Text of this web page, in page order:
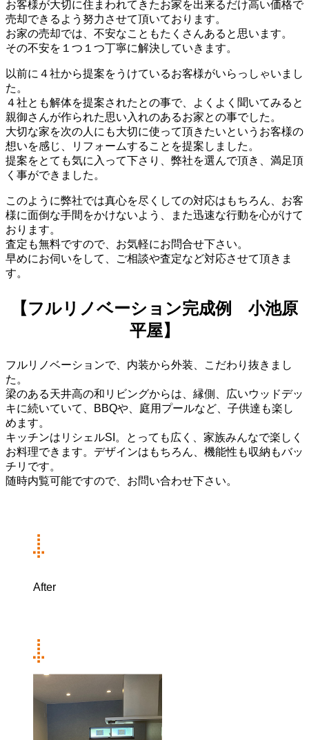
お客様が大切に住まわれてきたお家を出来るだけ高い価格で
売却できるよう努力させて頂いております。
お家の売却では、不安なこともたくさんあると思います。
その不安を１つ１つ丁寧に解決していきます。
以前に４社から提案をうけているお客様がいらっしゃいまし
た。
４社とも解体を提案されたとの事で、よくよく聞いてみると
親御さんが作られた思い入れのあるお家との事でした。
大切な家を次の人にも大切に使って頂きたいというお客様の
想いを感じ、リフォームすることを提案しました。
提案をとても気に入って下さり、弊社を選んで頂き、満足頂
く事ができました。
このように弊社では真心を尽くしての対応はもちろん、お客
様に面倒な手間をかけないよう、また迅速な行動を心がけて
おります。
査定も無料ですので、お気軽にお問合せ下さい。
早めにお伺いをして、ご相談や査定など対応させて頂きま
す。
【フルリノベーション完成例 小池原
平屋】
フルリノベーションで、内装から外装、こだわり抜きまし
た。
梁のある天井高の和リビングからは、縁側、広いウッドデッ
キに続いていて、BBQや、庭用プールなど、子供達も楽し
めます。
キッチンはリシェルSI。とっても広く、家族みんなで楽しく
お料理できます。デザインはもちろん、機能性も収納もバッ
チリです。
随時内覧可能ですので、お問い合わせ下さい。
After